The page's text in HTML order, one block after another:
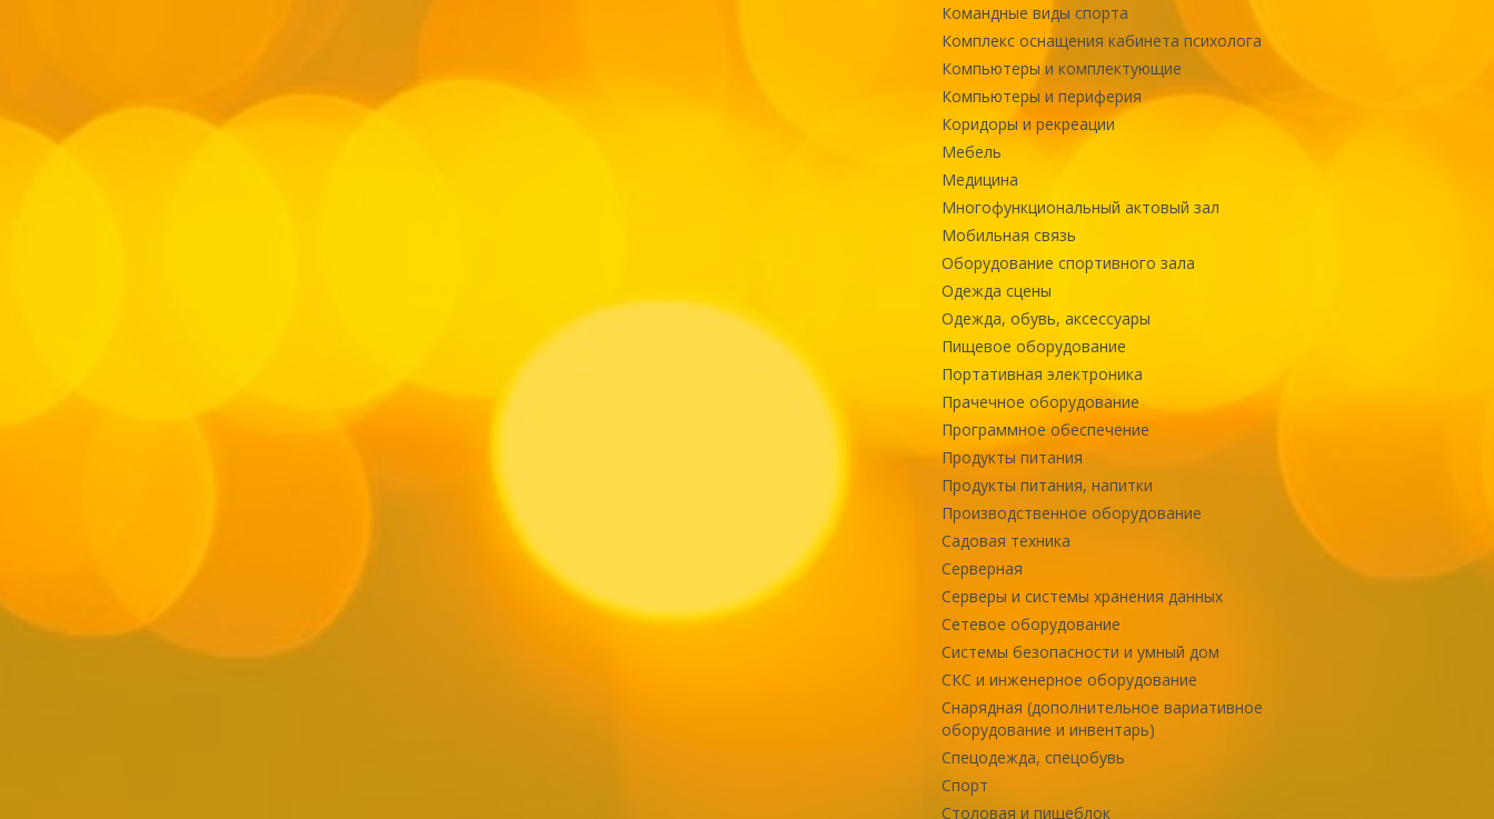
Командные виды спорта
Комплекс оснащения кабинета психолога
Компьютеры и комплектующие
Компьютеры и периферия
Коридоры и рекреации
Мебель
Медицина
Многофункциональный актовый зал
Мобильная связь
Оборудование спортивного зала
Одежда сцены
Одежда, обувь, аксессуары
Пищевое оборудование
Портативная электроника
Прачечное оборудование
Программное обеспечение
Продукты питания
Продукты питания, напитки
Производственное оборудование
Садовая техника
Серверная
Серверы и системы хранения данных
Сетевое оборудование
Системы безопасности и умный дом
СКС и инженерное оборудование
Снарядная (дополнительное вариативное
оборудование и инвентарь)
Спецодежда, спецобувь
Спорт
Столовая и пищеблок